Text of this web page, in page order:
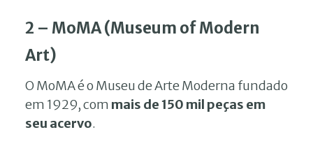
2 – MoMA (Museum of Modern
Art)
O MoMA é o Museu de Arte Moderna fundado
em 1929, com mais de 150 mil peças em
seu acervo.